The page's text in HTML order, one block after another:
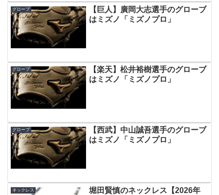
グローブ
【巨人】廣岡大志選手のグローブ
はミズノ「ミズノプロ」
グローブ
【楽天】松井裕樹選手のグローブ
はミズノ「ミズノプロ」
グローブ
【西武】中山誠吾選手のグローブ
はミズノ「ミズノプロ」
ネックレス
堀田賢慎のネックレス【2026年